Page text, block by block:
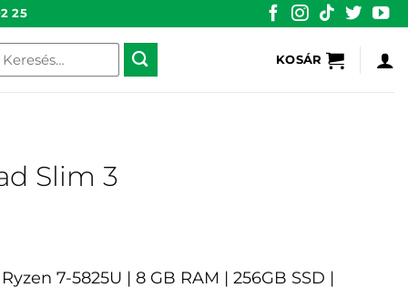
25
KOSÁR
Slim 3
7-5825U | 8 GB RAM | 256GB SSD |